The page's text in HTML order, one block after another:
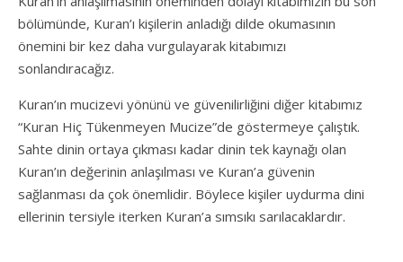
bölümünde, Kuran’ı kişilerin anladığı dilde okumasının
önemini bir kez daha vurgulayarak kitabımızı
sonlandıracağız.
Kuran’ın mucizevi yönünü ve güvenilirliğini diğer kitabımız
“Kuran Hiç Tükenmeyen Mucize”de göstermeye çalıştık.
Sahte dinin ortaya çıkması kadar dinin tek kaynağı olan
Kuran’ın değerinin anlaşılması ve Kuran’a güvenin
sağlanması da çok önemlidir. Böylece kişiler uydurma dini
ellerinin tersiyle iterken Kuran’a sımsıkı sarılacaklardır.